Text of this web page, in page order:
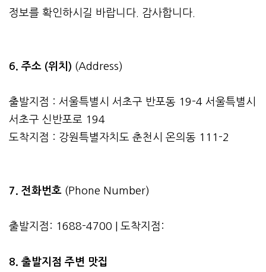
정보를 확인하시길 바랍니다. 감사합니다.
6. 주소 (위치) (Address)
출발지점 : 서울특별시 서초구 반포동 19-4 서울특별시
서초구 신반포로 194
도착지점 : 강원특별자치도 춘천시 온의동 111-2
7. 전화번호 (Phone Number)
출발지점: 1688-4700 | 도착지점:
8. 출발지점 주변 맛집